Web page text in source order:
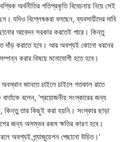
অর্থনীতির গতিপ্রকৃতি বিবেচনায় নিয়ে সেই
যদিও বিশ্লেষকরা বলছেন, ব্যবসায়ীদের দাবি
আবেদন সরকার করতেই পারে। কিন্তু
দাঁড় করাতে হবে। আর অবশ্যই কোনো ধরনের
করার বিষয়ে মনোযোগী হতে হবে।
অবস্থান জানতে চাইলে চাইলে গতকাল রাতে
বার্তাকে বলেন, ‘প্রয়োজনীয় সংস্কারের জন্য
কিন্তু তার কিছুই করা হয়নি। সংস্কার ছাড়া
জন্য অসম্ভব রকম ক্ষতির কারণ হবে।
অবশ্যই গ্র্যাজুয়েশন পেছানো উচিত।’